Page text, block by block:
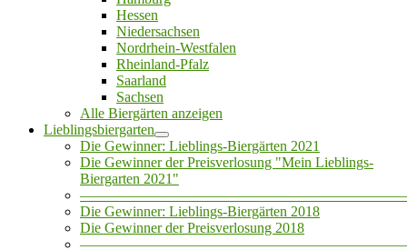
Hessen
Niedersachsen
Nordrhein-Westfalen
Rheinland-Pfalz
Saarland
Sachsen
Alle Biergärten anzeigen
Lieblingsbiergarten
Die Gewinner: Lieblings-Biergärten 2021
Die Gewinner der Preisverlosung "Mein Lieblings-
Biergarten 2021"
Die Gewinner: Lieblings-Biergärten 2018
Die Gewinner der Preisverlosung 2018